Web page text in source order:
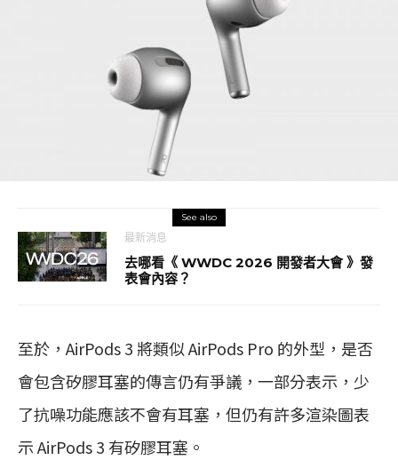
See also
最新消息
去哪看《 WWDC 2026 開發者大會 》發
表會內容？
至於，AirPods 3 將類似 AirPods Pro 的外型，是否
會包含矽膠耳塞的傳言仍有爭議，一部分表示，少
了抗噪功能應該不會有耳塞，但仍有許多渲染圖表
示 AirPods 3 有矽膠耳塞。